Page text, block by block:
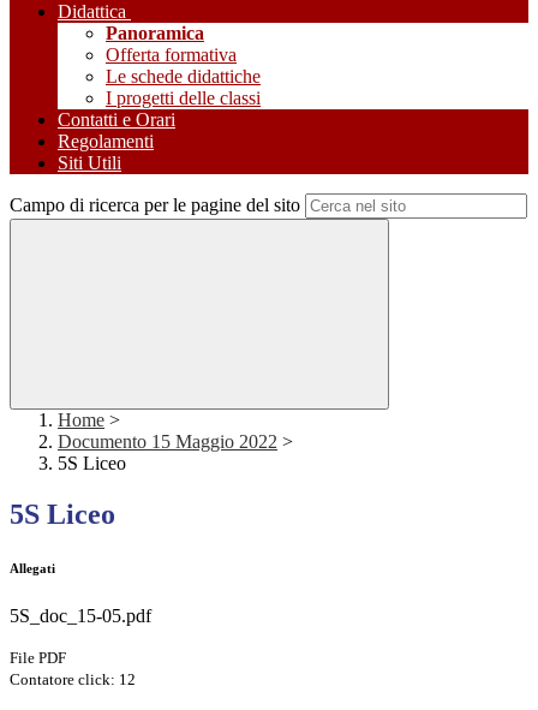
Didattica
Panoramica
Offerta formativa
Le schede didattiche
I progetti delle classi
Contatti e Orari
Regolamenti
Siti Utili
Campo di ricerca per le pagine del sito
Home >
Documento 15 Maggio 2022 >
5S Liceo
5S Liceo
Allegati
5S_doc_15-05.pdf
File PDF
Contatore click: 12